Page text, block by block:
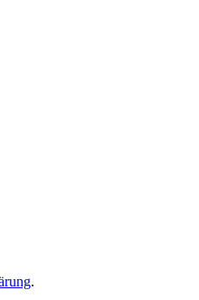
.